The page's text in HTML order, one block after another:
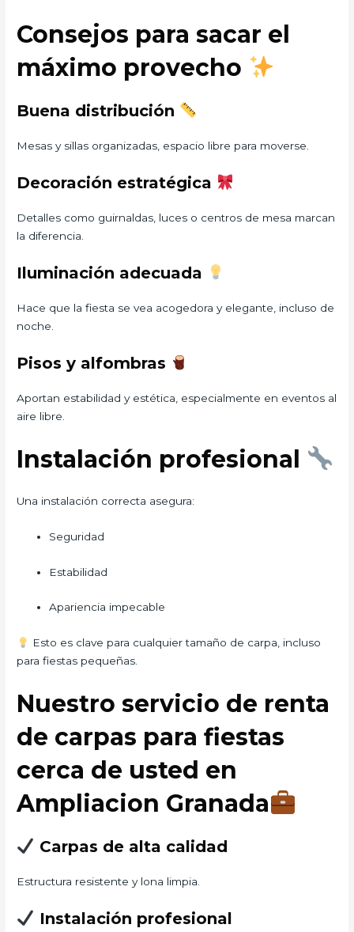
Consejos para sacar el
máximo provecho
Buena distribución
Mesas y sillas organizadas, espacio libre para moverse.
Decoración estratégica
Detalles como guirnaldas, luces o centros de mesa marcan
la diferencia.
Iluminación adecuada
Hace que la fiesta se vea acogedora y elegante, incluso de
noche.
Pisos y alfombras
Aportan estabilidad y estética, especialmente en eventos al
aire libre.
Instalación profesional
Una instalación correcta asegura:
Seguridad
Estabilidad
Apariencia impecable
Esto es clave para cualquier tamaño de carpa, incluso
para fiestas pequeñas.
Nuestro servicio de renta
de carpas para fiestas
cerca de usted en
Ampliacion Granada
Carpas de alta calidad
Estructura resistente y lona limpia.
Instalación profesional